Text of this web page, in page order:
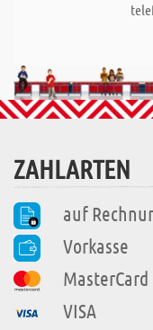
ZAHLARTEN
auf
Vorkasse
MasterCard
VISA